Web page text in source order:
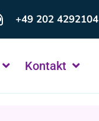
+49 202 4292104
Kontakt